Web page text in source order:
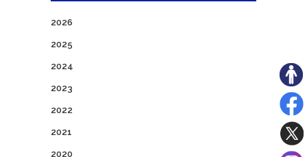
2026
2025
2024
2023
2022
2021
2020